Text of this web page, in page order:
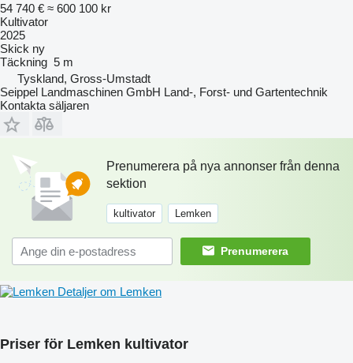
54 740 € ≈ 600 100 kr
Kultivator
2025
Skick ny
Täckning 5 m
Tyskland, Gross-Umstadt
Seippel Landmaschinen GmbH Land-, Forst- und Gartentechnik
Kontakta säljaren
Prenumerera på nya annonser från denna
sektion
kultivator Lemken
Prenumerera
Detaljer om Lemken
Priser för Lemken kultivator